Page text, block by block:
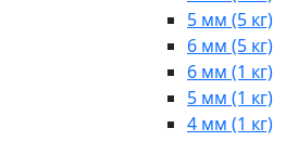
5 мм (5 кг)
6 мм (5 кг)
6 мм (1 кг)
5 мм (1 кг)
4 мм (1 кг)